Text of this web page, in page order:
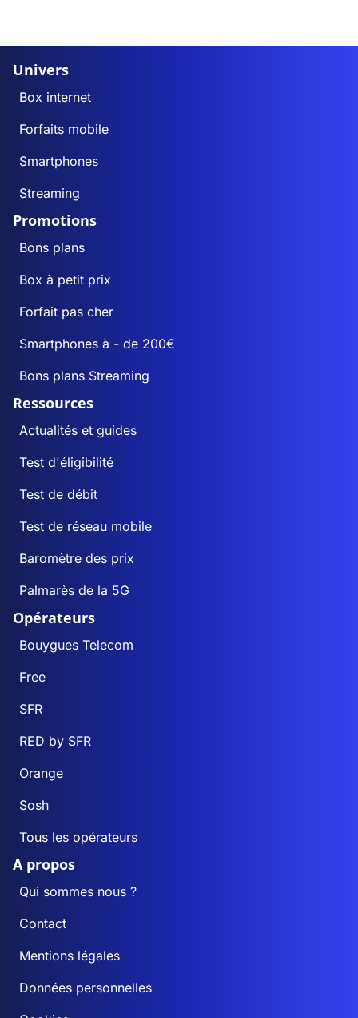
Univers
Box internet
Forfaits mobile
Smartphones
Streaming
Promotions
Bons plans
Box à petit prix
Forfait pas cher
Smartphones à - de 200€
Bons plans Streaming
Ressources
Actualités et guides
Test d'éligibilité
Test de débit
Test de réseau mobile
Baromètre des prix
Palmarès de la 5G
Opérateurs
Bouygues Telecom
Free
SFR
RED by SFR
Orange
Sosh
Tous les opérateurs
A propos
Qui sommes nous ?
Contact
Mentions légales
Données personnelles